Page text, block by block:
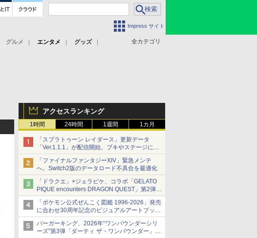
Impress サイト
全カテゴリ
グルメ エンタメ
グッズ
アクセスランキング
1時間 24時間 1週間 1カ月
「スプラトゥーン レイダース」更新データ
「Ver.1.1.1」が配信開始。ブキやステージに関
する不具合を修正
「ファイナルファンタジーXIV」緊急メンテ
へ。Switch2版のデータロード不具合を最適化
「ドラクエ」×ジェラピケ、コラボ「GELATO
PIQUE encounters DRAGON QUEST」第2弾が
本日発売
アイスカップに入ったスライムやわたぼう、ベ
ビーサタンなどがオリジナルアートで登場
「ポケモン公式ぜんこく図鑑 1996-2026」発売
に合わせ30周年記念のビジュアルアートブック
3冊同時発売が決定
バーガーキング、2026年“ワンパウンダーシリ
ーズ”第3弾「ダーティ ザ・ワンパウンダー」を